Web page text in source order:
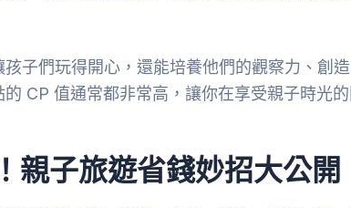
子們玩得開心，還能培養他們的觀察力、創
CP 值通常都非常高，讓你在享受親子時光
親子旅遊省錢妙招大公開